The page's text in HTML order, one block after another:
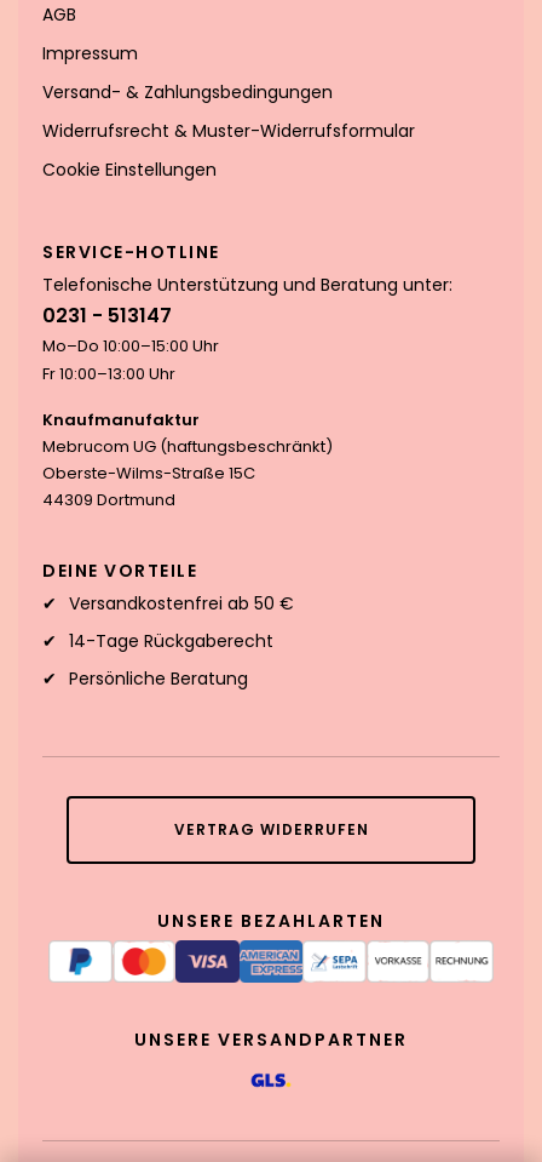
AGB
Impressum
Versand- & Zahlungsbedingungen
Widerrufsrecht & Muster-Widerrufsformular
Cookie Einstellungen
SERVICE-HOTLINE
Telefonische Unterstützung und Beratung unter:
0231 - 513147
Mo–Do 10:00–15:00 Uhr
Fr 10:00–13:00 Uhr
Knaufmanufaktur
Mebrucom UG (haftungsbeschränkt)
Oberste-Wilms-Straße 15C
44309 Dortmund
DEINE VORTEILE
Versandkostenfrei ab 50 €
14-Tage Rückgaberecht
Persönliche Beratung
VERTRAG WIDERRUFEN
UNSERE BEZAHLARTEN
UNSERE VERSANDPARTNER